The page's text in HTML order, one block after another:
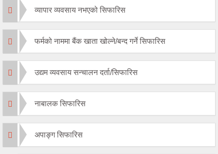
व्यापार व्यवसाय नभएको सिफारिस
फर्मको नाममा बैंक खाता खोल्ने/बन्द गर्ने सिफारिस
उद्यम व्यवसाय सन्चालन दर्ता/सिफारिस
नाबालक सिफारिस
अपाङ्ग सिफारिस